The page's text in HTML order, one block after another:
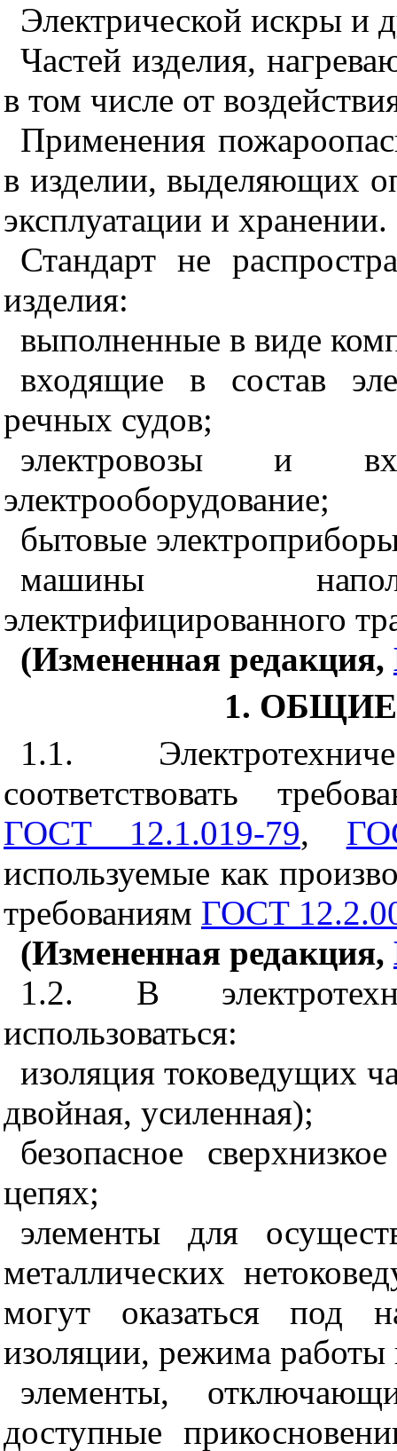
Электрической искры и
Частей изделия,
в том числе от
Применения
в изделии, выделяющих
эксплуатации и хранении.
Стандарт не
изделия:
выполненные в виде
входящие в состав
речных судов;
электровозы и
электрооборудование;
бытовые
машины
электрифицированного
(Измененная редакция,
1.
1.1.
соответствовать
ГОСТ 12.1.019-79,
используемые как
требованиям ГОСТ
(Измененная редакция,
1.2. В
использоваться:
изоляция токоведущих
двойная, усиленная);
безопасное
цепях;
элементы для
металлических
могут оказаться под
изоляции, режима работы
элементы,
доступные